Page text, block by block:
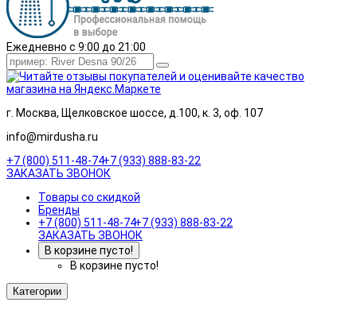
Ежедневно с 9:00 до 21:00
г. Москва, Щелковское шоссе, д.100, к. 3, оф. 107
info@mirdusha.ru
+7 (800) 511-48-74+7 (933) 888-83-22
ЗАКАЗАТЬ ЗВОНОК
Товары со скидкой
Бренды
+7 (800) 511-48-74+7 (933) 888-83-22
ЗАКАЗАТЬ ЗВОНОК
В корзине пусто!
В корзине пусто!
Категории